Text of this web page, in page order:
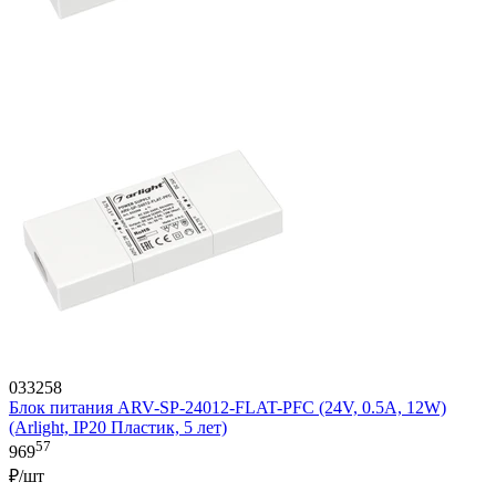
033258
Блок питания ARV-SP-24012-FLAT-PFC (24V, 0.5A, 12W)
(Arlight, IP20 Пластик, 5 лет)
96957
₽/шт